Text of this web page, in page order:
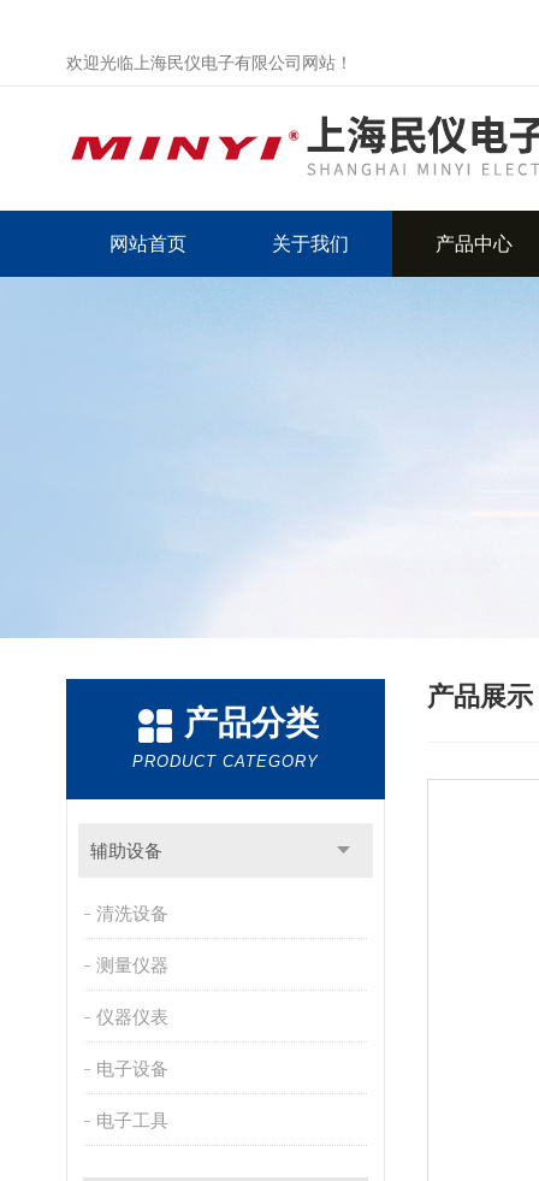
欢迎光临上海民仪电子有限公司网站！
网站首页 关于我们 产品中心
产品分类
PRODUCT CATEGORY
辅助设备
清洗设备
测量仪器
仪器仪表
电子设备
电子工具
产品展示